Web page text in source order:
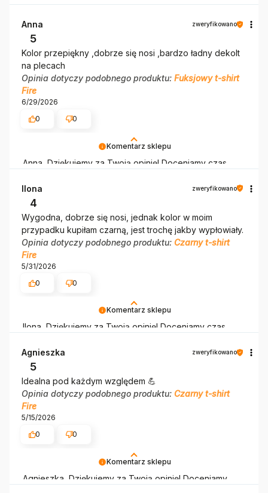
zapewnić odpowiednią obsługę tak świetnym klientom.
Dziękujemy raz jeszcze!
Komentarz sklepu
Anna, Dziękujemy za Twoją opinię! Doceniamy czas
doświadczeniem. Jesteśmy szczęśliwi, że mamy takich
klientów. Z pozdrowieniami, obsługa sklepu.
Anna zweryfikowano
5
Kolor przepiękny ,dobrze się nosi ,bardzo ładny dekolt
na plecach
Opinia dotyczy podobnego produktu: Fuksjowy t-shirt
Fire
6/29/2026
0
0
Komentarz sklepu
Ilona, Dziękujemy za Twoją opinię! Doceniamy czas
doświadczeniem. Jesteśmy szczęśliwi, że mamy takich
klientów. Z pozdrowieniami, obsługa sklepu.
Ilona zweryfikowano
4
Wygodna, dobrze się nosi, jednak kolor w moim
przypadku kupiłam czarną, jest trochę jakby wypłowiały.
Opinia dotyczy podobnego produktu: Czarny t-shirt
Fire
5/31/2026
0
0
Komentarz sklepu
Agnieszka, Dziękujemy za Twoją opinię! Doceniamy
Agnieszka zweryfikowano
5
Idealna pod każdym względem 💪
Opinia dotyczy podobnego produktu: Czarny t-shirt
Fire
5/15/2026
0
0